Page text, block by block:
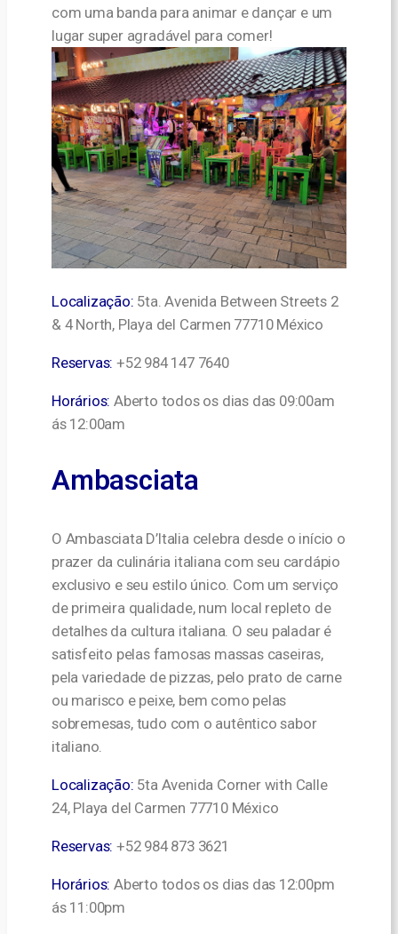
com uma banda para animar e dançar e um
lugar super agradável para comer!
Localização: 5ta. Avenida Between Streets 2
& 4 North, Playa del Carmen 77710 México
Reservas: +52 984 147 7640
Horários: Aberto todos os dias das 09:00am
ás 12:00am
Ambasciata
O Ambasciata D’Italia celebra desde o início o
prazer da culinária italiana com seu cardápio
exclusivo e seu estilo único. Com um serviço
de primeira qualidade, num local repleto de
detalhes da cultura italiana. O seu paladar é
satisfeito pelas famosas massas caseiras,
pela variedade de pizzas, pelo prato de carne
ou marisco e peixe, bem como pelas
sobremesas, tudo com o autêntico sabor
italiano.
Localização: 5ta Avenida Corner with Calle
24, Playa del Carmen 77710 México
Reservas: +52 984 873 3621
Horários: Aberto todos os dias das 12:00pm
ás 11:00pm